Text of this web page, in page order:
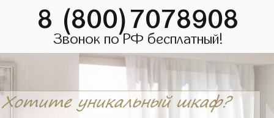
8 (800)7078908
Звонок по РФ бесплатный!